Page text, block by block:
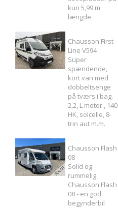
kun 5,99 m
længde.
Chausson First
Line V594
Super
spændende,
kort van med
dobbeltsenge
på tværs i bag.
2,2, L motor , 140
HK, solcelle, 8-
trin aut m.m.
Chausson Flash
08
Solid og
rummelig
Chausson Flash
08 - en god
begynderbil